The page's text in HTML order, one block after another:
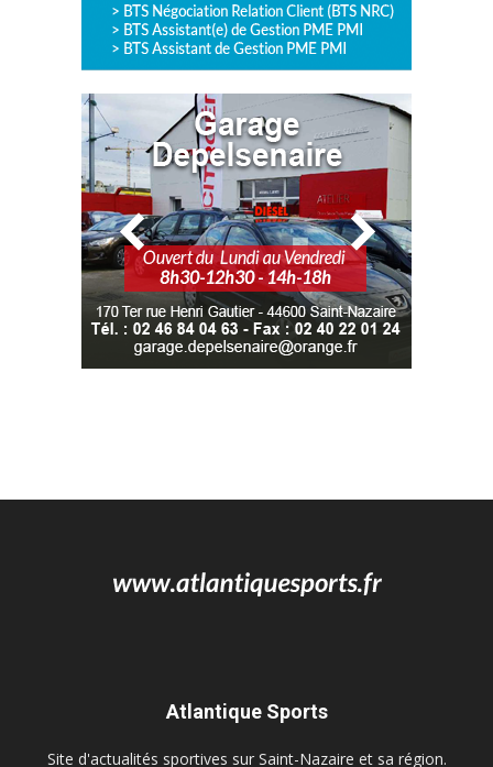
Atlantique Sports
Site d'actualités sportives sur Saint-Nazaire et sa région.